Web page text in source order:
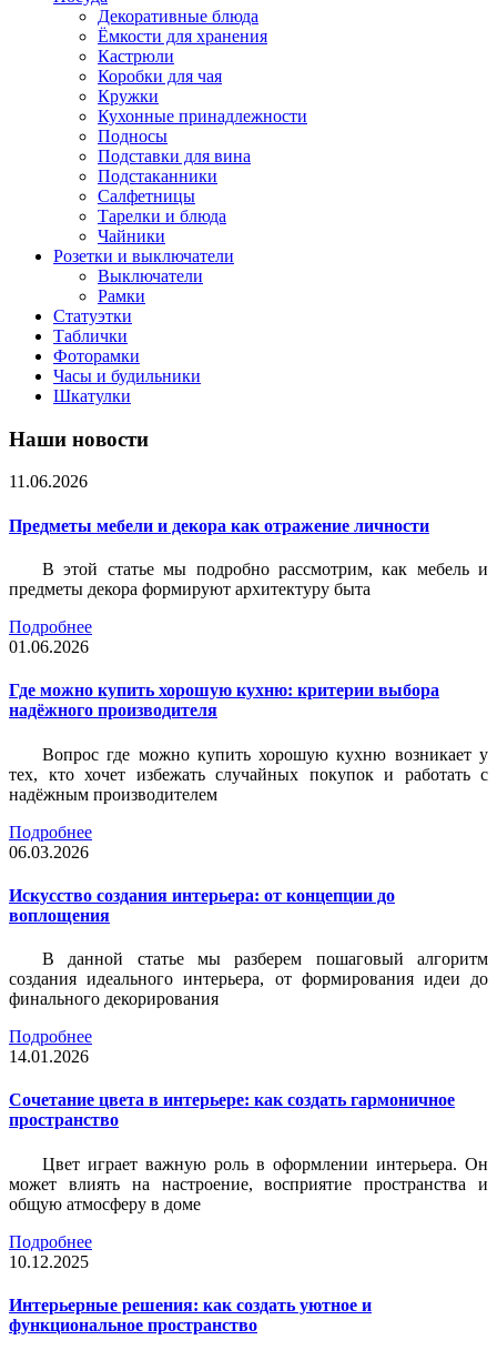
Декоративные блюда
Ёмкости для хранения
Кастрюли
Коробки для чая
Кружки
Кухонные принадлежности
Подносы
Подставки для вина
Подстаканники
Салфетницы
Тарелки и блюда
Чайники
Розетки и выключатели
Выключатели
Рамки
Статуэтки
Таблички
Фоторамки
Часы и будильники
Шкатулки
Наши новости
11.06.2026
Предметы мебели и декора как отражение личности
В этой статье мы подробно рассмотрим, как мебель и
предметы декора формируют архитектуру быта
Подробнее
01.06.2026
Где можно купить хорошую кухню: критерии выбора
надёжного производителя
Вопрос где можно купить хорошую кухню возникает у
тех, кто хочет избежать случайных покупок и работать с
надёжным производителем
Подробнее
06.03.2026
Искусство создания интерьера: от концепции до
воплощения
В данной статье мы разберем пошаговый алгоритм
создания идеального интерьера, от формирования идеи до
финального декорирования
Подробнее
14.01.2026
Сочетание цвета в интерьере: как создать гармоничное
пространство
Цвет играет важную роль в оформлении интерьера. Он
может влиять на настроение, восприятие пространства и
общую атмосферу в доме
Подробнее
10.12.2025
Интерьерные решения: как создать уютное и
функциональное пространство